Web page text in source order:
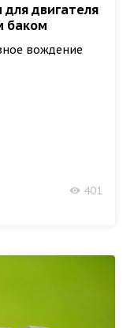
для двигателя
баком
вождение
401